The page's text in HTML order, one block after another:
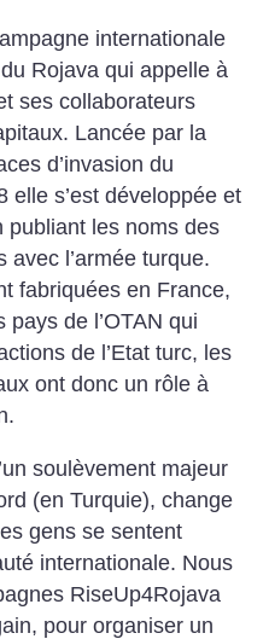
internationale
Rojava qui appelle à
ses collaborateurs
Lancée par la
d’invasion du
elle s’est développée et
publiant les noms des
avec l’armée turque.
fabriquées en France,
de l’OTAN qui
de l’Etat turc, les
ont donc un rôle à
soulèvement majeur
(en Turquie), change
gens se sentent
internationale. Nous
RiseUp4Rojava
pour organiser un